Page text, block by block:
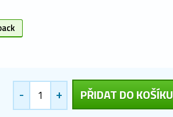
- + PŘIDAT DO KOŠÍKU